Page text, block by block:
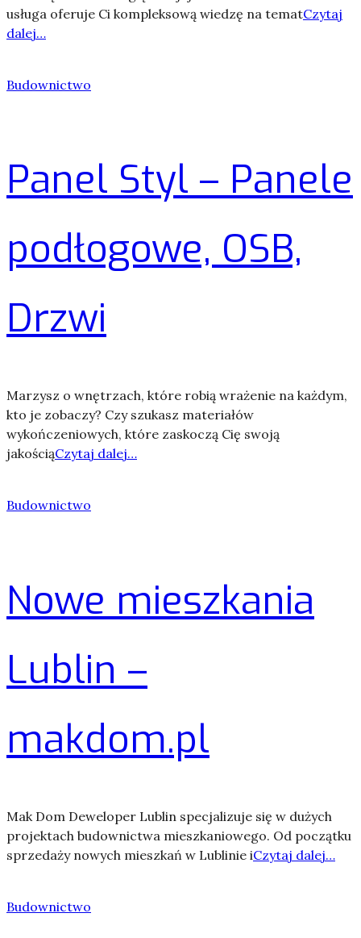
usługa oferuje Ci kompleksową wiedzę na tematCzytaj
dalej…
Budownictwo
Panel Styl – Panele
podłogowe, OSB,
Drzwi
Marzysz o wnętrzach, które robią wrażenie na każdym,
kto je zobaczy? Czy szukasz materiałów
wykończeniowych, które zaskoczą Cię swoją
jakościąCzytaj dalej…
Budownictwo
Nowe mieszkania
Lublin –
makdom.pl
Mak Dom Deweloper Lublin specjalizuje się w dużych
projektach budownictwa mieszkaniowego. Od początku
sprzedaży nowych mieszkań w Lublinie iCzytaj dalej…
Budownictwo